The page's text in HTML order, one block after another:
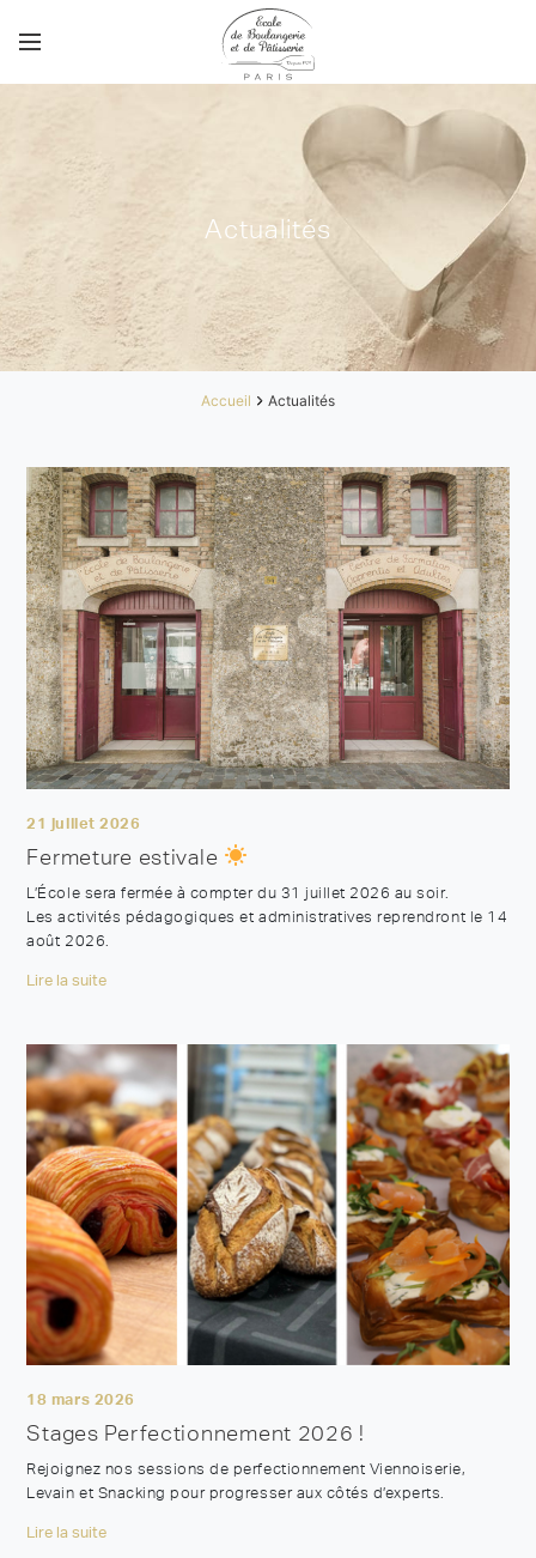
Actualités
Accueil Actualités
21 juillet 2026
Fermeture estivale
L’École sera fermée à compter du 31 juillet 2026 au soir.
Les activités pédagogiques et administratives reprendront le 14
août 2026.
Lire la suite
18 mars 2026
Stages Perfectionnement 2026 !
Rejoignez nos sessions de perfectionnement Viennoiserie,
Levain et Snacking pour progresser aux côtés d’experts.
Lire la suite